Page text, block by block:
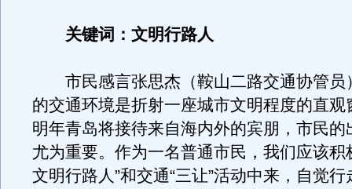
关键词：文明行路人
市民感言张思杰（鞍山二路交通协管员
的交通环境是折射一座城市文明程度的直观
明年青岛将接待来自海内外的宾朋，市民的
尤为重要。作为一名普通市民，我们应该积
文明行路人”和交通“三让”活动中来，自觉